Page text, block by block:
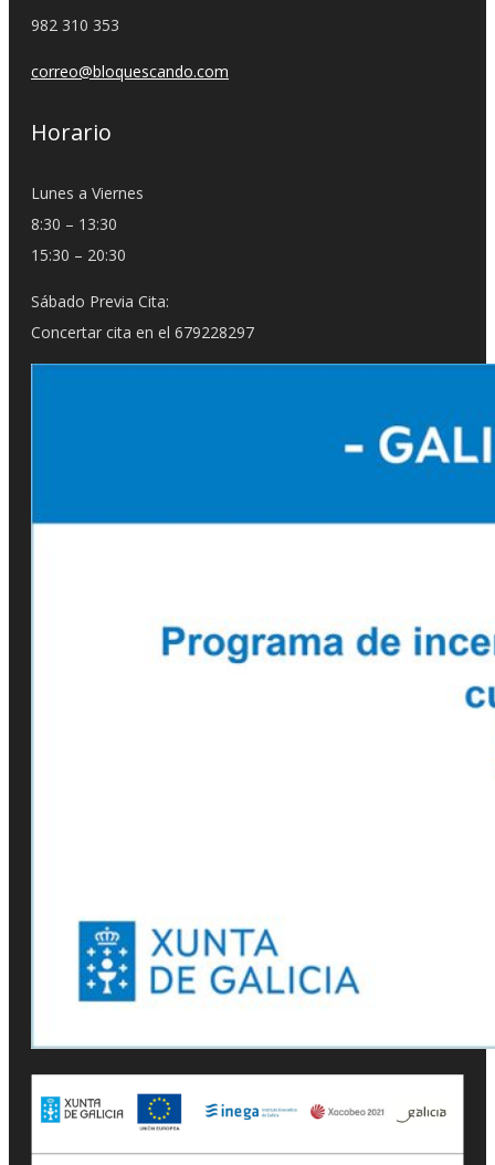
982 310 353
correo@bloquescando.com
Horario
Lunes a Viernes
8:30 – 13:30
15:30 – 20:30
Sábado Previa Cita:
Concertar cita en el 679228297